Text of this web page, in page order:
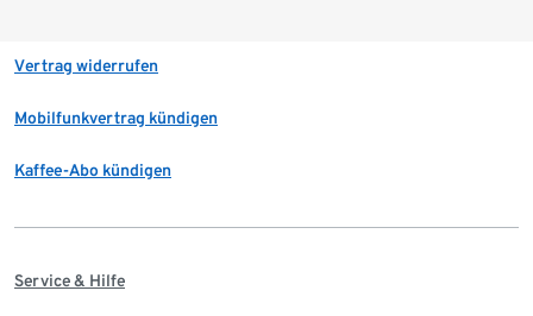
Vertrag widerrufen
Mobilfunkvertrag kündigen
Kaffee-Abo kündigen
Service & Hilfe